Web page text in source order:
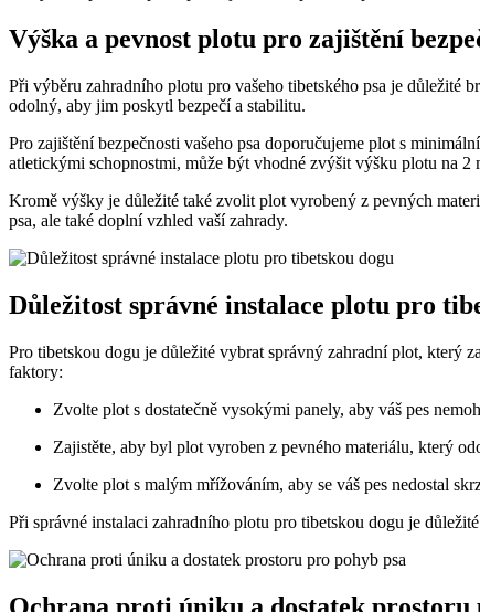
Výška a pevnost plotu pro zajištění
Při výběru zahradního plotu pro vašeho tibetského psa je důležité
odolný, aby jim poskytl bezpečí a stabilitu.
Pro zajištění bezpečnosti vašeho psa doporučujeme plot s
atletickými schopnostmi, může být vhodné zvýšit výšku plotu na 2
Kromě výšky je důležité také zvolit plot vyrobený z pevných
psa, ale také doplní vzhled vaší zahrady.
Důležitost správné instalace plotu pro
Pro tibetskou dogu je důležité vybrat správný zahradní plot, který
faktory:
Zvolte plot s dostatečně vysokými panely, aby váš pes
Zajistěte, aby byl plot vyroben z pevného materiálu, který
Zvolte plot s malým mřížováním, aby se váš pes nedostal
Při správné instalaci zahradního plotu pro tibetskou dogu je
Ochrana proti úniku a dostatek prostoru